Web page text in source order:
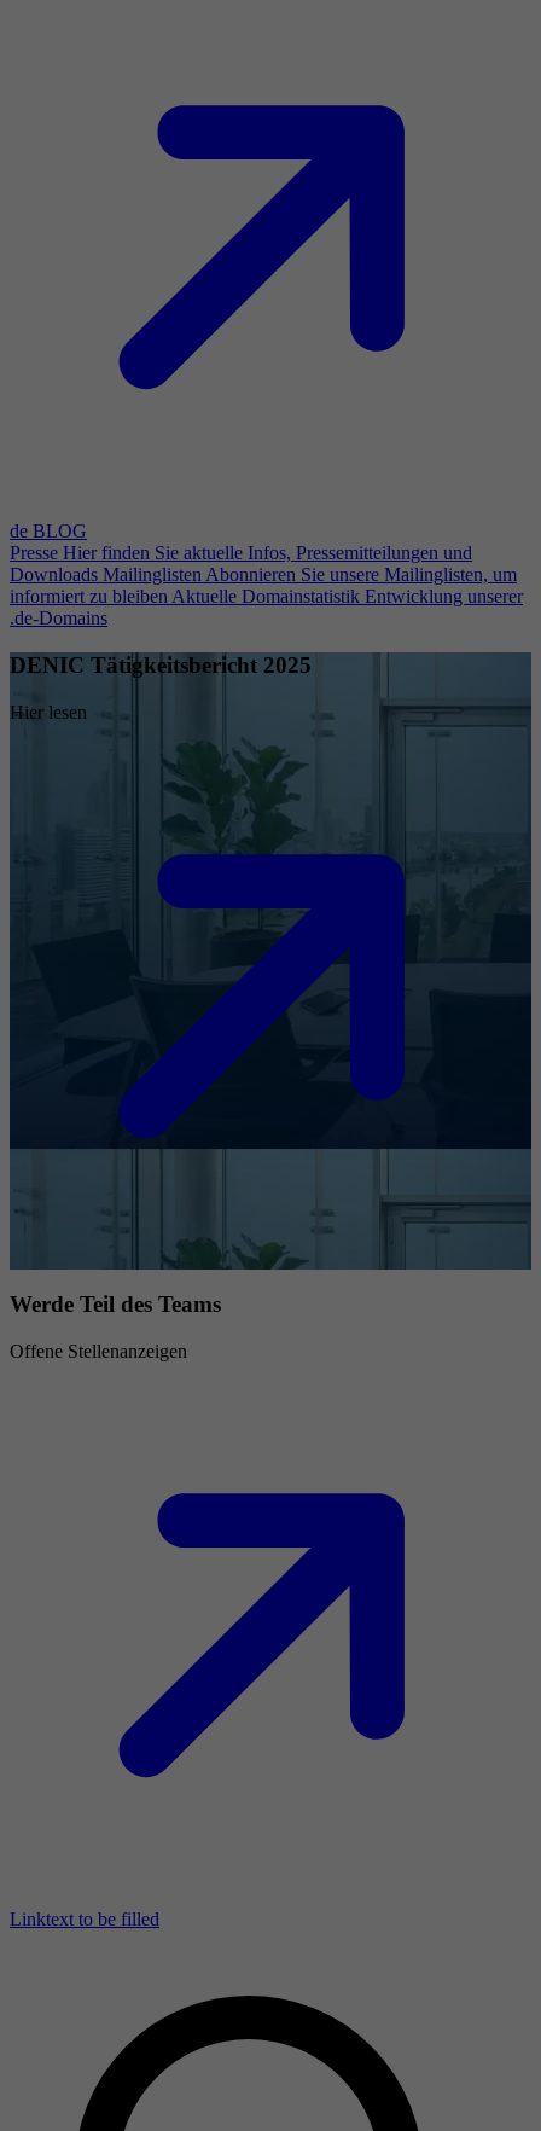
de BLOG
Presse Hier finden Sie aktuelle Infos, Pressemitteilungen und
Downloads Mailinglisten Abonnieren Sie unsere Mailinglisten, um
informiert zu bleiben Aktuelle Domainstatistik Entwicklung unserer
.de-Domains
DENIC Tätigkeitsbericht 2025
Hier lesen
Werde Teil des Teams
Offene Stellenanzeigen
Linktext to be filled